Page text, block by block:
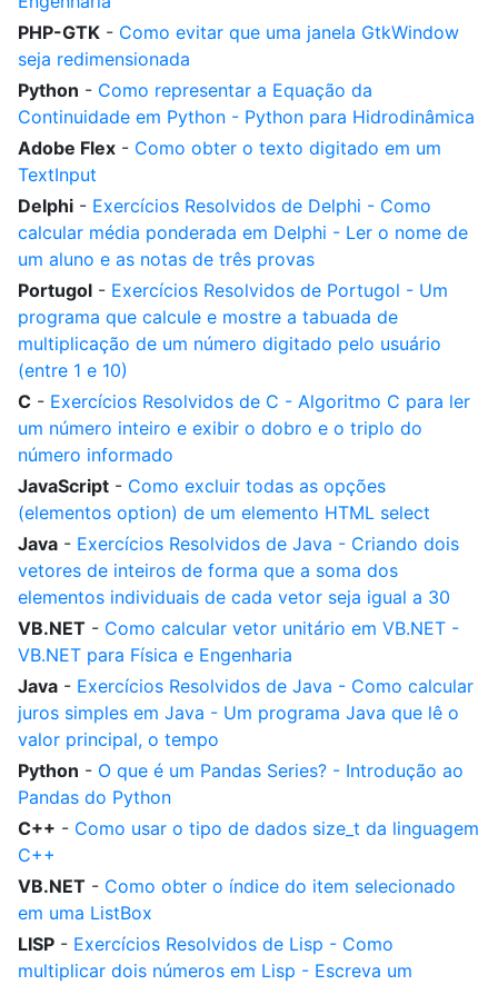
PHP-GTK - Como evitar que uma janela GtkWindow
seja redimensionada
Python - Como representar a Equação da
Continuidade em Python - Python para Hidrodinâmica
Adobe Flex - Como obter o texto digitado em um
TextInput
Delphi - Exercícios Resolvidos de Delphi - Como
calcular média ponderada em Delphi - Ler o nome de
um aluno e as notas de três provas
Portugol - Exercícios Resolvidos de Portugol - Um
programa que calcule e mostre a tabuada de
multiplicação de um número digitado pelo usuário
(entre 1 e 10)
C - Exercícios Resolvidos de C - Algoritmo C para ler
um número inteiro e exibir o dobro e o triplo do
número informado
JavaScript - Como excluir todas as opções
(elementos option) de um elemento HTML select
Java - Exercícios Resolvidos de Java - Criando dois
vetores de inteiros de forma que a soma dos
elementos individuais de cada vetor seja igual a 30
VB.NET - Como calcular vetor unitário em VB.NET -
VB.NET para Física e Engenharia
Java - Exercícios Resolvidos de Java - Como calcular
juros simples em Java - Um programa Java que lê o
valor principal, o tempo
Python - O que é um Pandas Series? - Introdução ao
Pandas do Python
C++ - Como usar o tipo de dados size_t da linguagem
C++
VB.NET - Como obter o índice do item selecionado
em uma ListBox
LISP - Exercícios Resolvidos de Lisp - Como
multiplicar dois números em Lisp - Escreva um